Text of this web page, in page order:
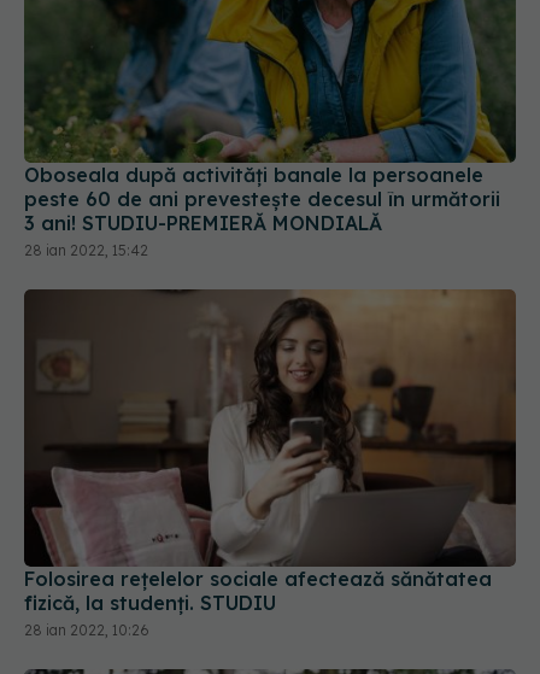
Oboseala după activități banale la persoanele
peste 60 de ani prevestește decesul în următorii
3 ani! STUDIU-PREMIERĂ MONDIALĂ
28 ian 2022, 15:42
Folosirea rețelelor sociale afectează sănătatea
fizică, la studenți. STUDIU
28 ian 2022, 10:26